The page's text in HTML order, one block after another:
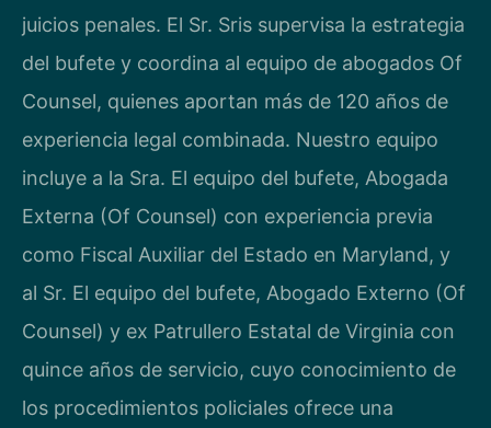
juicios penales. El Sr. Sris supervisa la estrategia
del bufete y coordina al equipo de abogados Of
Counsel, quienes aportan más de 120 años de
experiencia legal combinada. Nuestro equipo
incluye a la Sra. El equipo del bufete, Abogada
Externa (Of Counsel) con experiencia previa
como Fiscal Auxiliar del Estado en Maryland, y
al Sr. El equipo del bufete, Abogado Externo (Of
Counsel) y ex Patrullero Estatal de Virginia con
quince años de servicio, cuyo conocimiento de
los procedimientos policiales ofrece una